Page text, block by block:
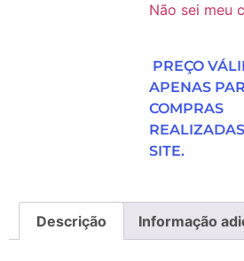
Não sei meu
PREÇO
APENAS
COMPRAS
SITE.
Descrição Informação